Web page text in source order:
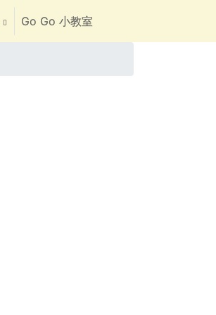
Go Go 小教室